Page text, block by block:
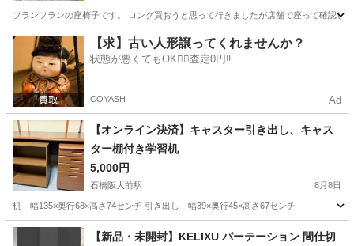
フランフランの座椅子です。 ロング買おうと思って行きましたが店舗で座って確認し
大阪 泉北郡 和泉府中駅 椅子
【求】古い人形譲ってくれませんか？
状態が悪くてもOK🙆‍♀️査定0円‼️
COYASH Ad
【オンライン決済】キャスター引き出し、キャス
ター棚付き学習机
5,000円
石橋阪大前駅 8月8日
机 幅135×奥行68×高さ74センチ 引き出し 幅39×奥行45×高さ67センチ キ
大阪 箕面市 石橋阪大前駅 テーブル キャスター
【新品・未開封】KELIXU パーテーション 間仕切